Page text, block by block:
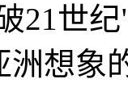
21世
洲想象